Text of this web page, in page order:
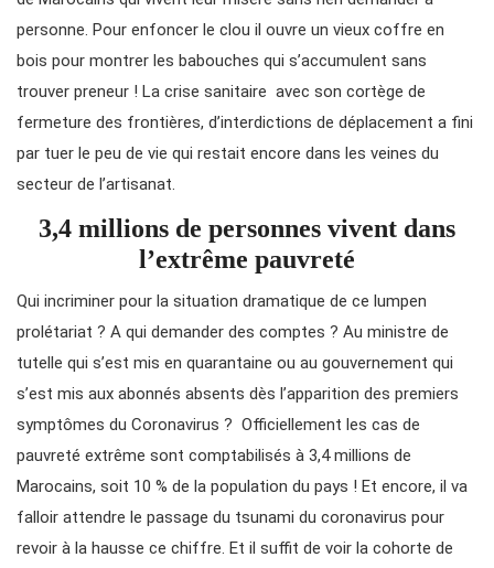
personne. Pour enfoncer le clou il ouvre un vieux coffre en
bois pour montrer les babouches qui s’accumulent sans
trouver preneur ! La crise sanitaire avec son cortège de
fermeture des frontières, d’interdictions de déplacement a fini
par tuer le peu de vie qui restait encore dans les veines du
secteur de l’artisanat.
3,4 millions de personnes vivent dans
l’extrême pauvreté
Qui incriminer pour la situation dramatique de ce lumpen
prolétariat ? A qui demander des comptes ? Au ministre de
tutelle qui s’est mis en quarantaine ou au gouvernement qui
s’est mis aux abonnés absents dès l’apparition des premiers
symptômes du Coronavirus ? Officiellement les cas de
pauvreté extrême sont comptabilisés à 3,4 millions de
Marocains, soit 10 % de la population du pays ! Et encore, il va
falloir attendre le passage du tsunami du coronavirus pour
revoir à la hausse ce chiffre. Et il suffit de voir la cohorte de